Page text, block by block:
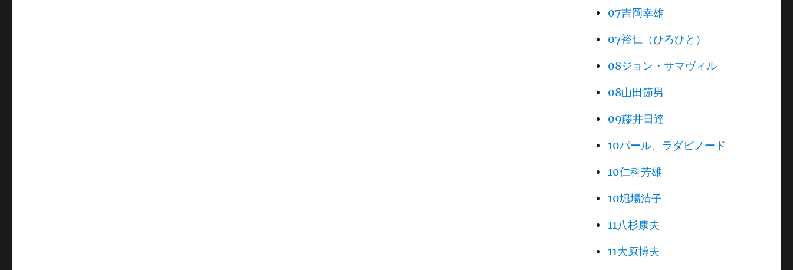
07吉岡幸雄
07裕仁（ひろひと）
08ジョン・サマヴィル
08山田節男
09藤井日達
10パール、ラダビノード
10仁科芳雄
10堀場清子
11八杉康夫
11大原博夫